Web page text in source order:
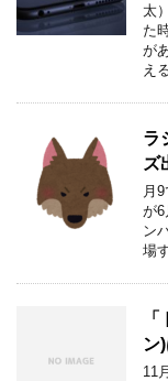
太
た
が
え
ラ
ズ
月
が6
ン
場
ン
11